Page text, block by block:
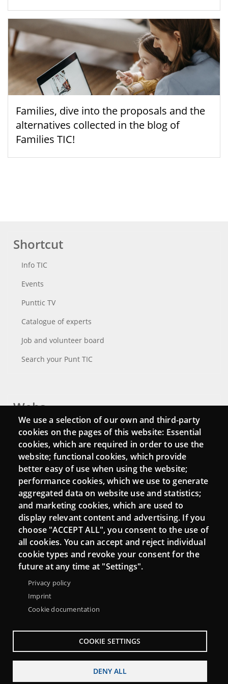
Families, dive into the proposals and the
alternatives collected in the blog of
Families TIC!
Shortcut
Info TIC
Events
Punttic TV
Catalogue of experts
Job and volunteer board
Search your Punt TIC
Webs
Login
Mattermost Punt TIC
Moodle CampusLab
Connect
Contact
Newsletters
We use a selection of our own and third-party
cookies on the pages of this website: Essential
cookies, which are required in order to use the
website; functional cookies, which provide
better easy of use when using the website;
performance cookies, which we use to generate
aggregated data on website use and statistics;
and marketing cookies, which are used to
display relevant content and advertising. If you
choose "ACCEPT ALL", you consent to the use of
all cookies. You can accept and reject individual
cookie types and revoke your consent for the
future at any time at "Settings".
Privacy policy
Imprint
Cookie documentation
COOKIE SETTINGS
DENY ALL